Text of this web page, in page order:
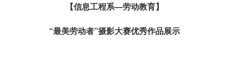
【信息工程系—劳动教育】
“最美劳动者”摄影大赛优秀作品展示